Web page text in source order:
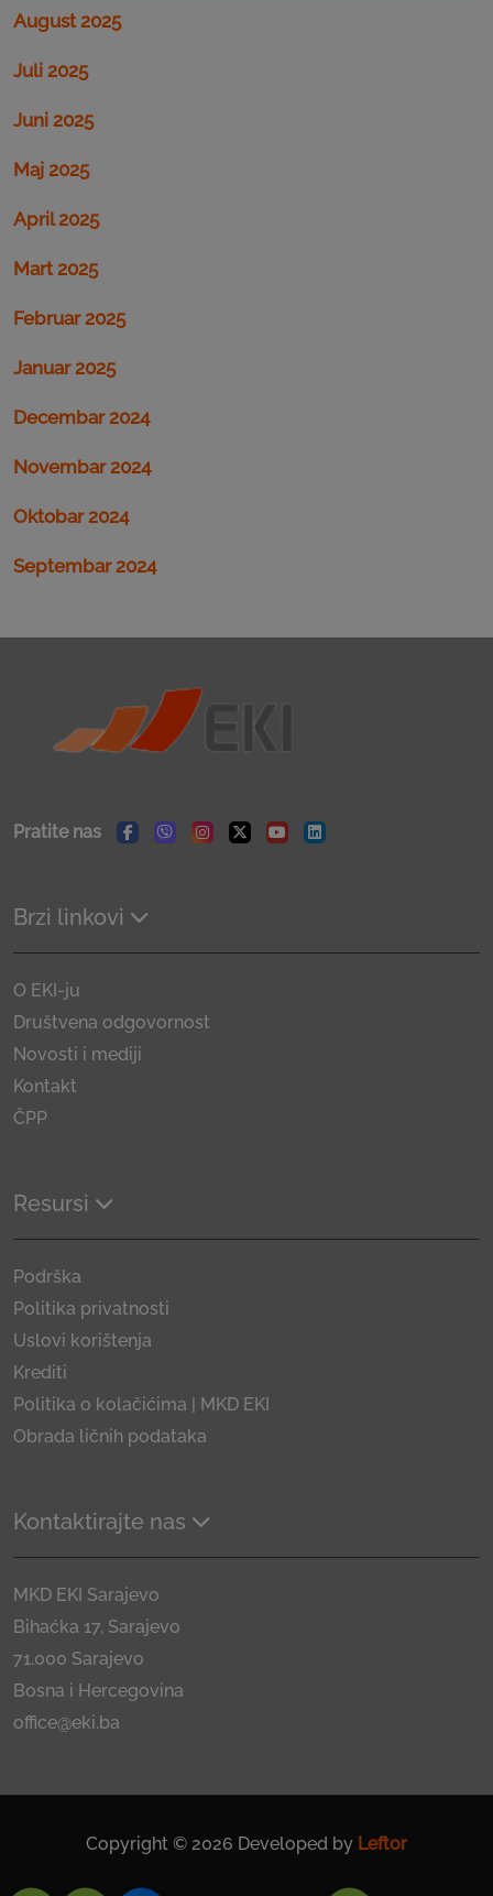
August 2025
Juli 2025
Juni 2025
Maj 2025
April 2025
Mart 2025
Februar 2025
Januar 2025
Decembar 2024
Novembar 2024
Oktobar 2024
Septembar 2024
Pratite nas
Facebook
ViberInstagram
TwitterYoutubeLinkedin
Brzi linkovi
O EKI-ju
Društvena odgovornost
Novosti i mediji
Kontakt
ČPP
Resursi
Podrška
Politika privatnosti
Uslovi korištenja
Krediti
Politika o kolačićima | MKD EKI
Obrada ličnih podataka
Kontaktirajte nas
MKD EKI Sarajevo
Bihaćka 17, Sarajevo
71.000 Sarajevo
Bosna i Hercegovina
office@eki.ba
Copyright © 2026 Developed by Leftor